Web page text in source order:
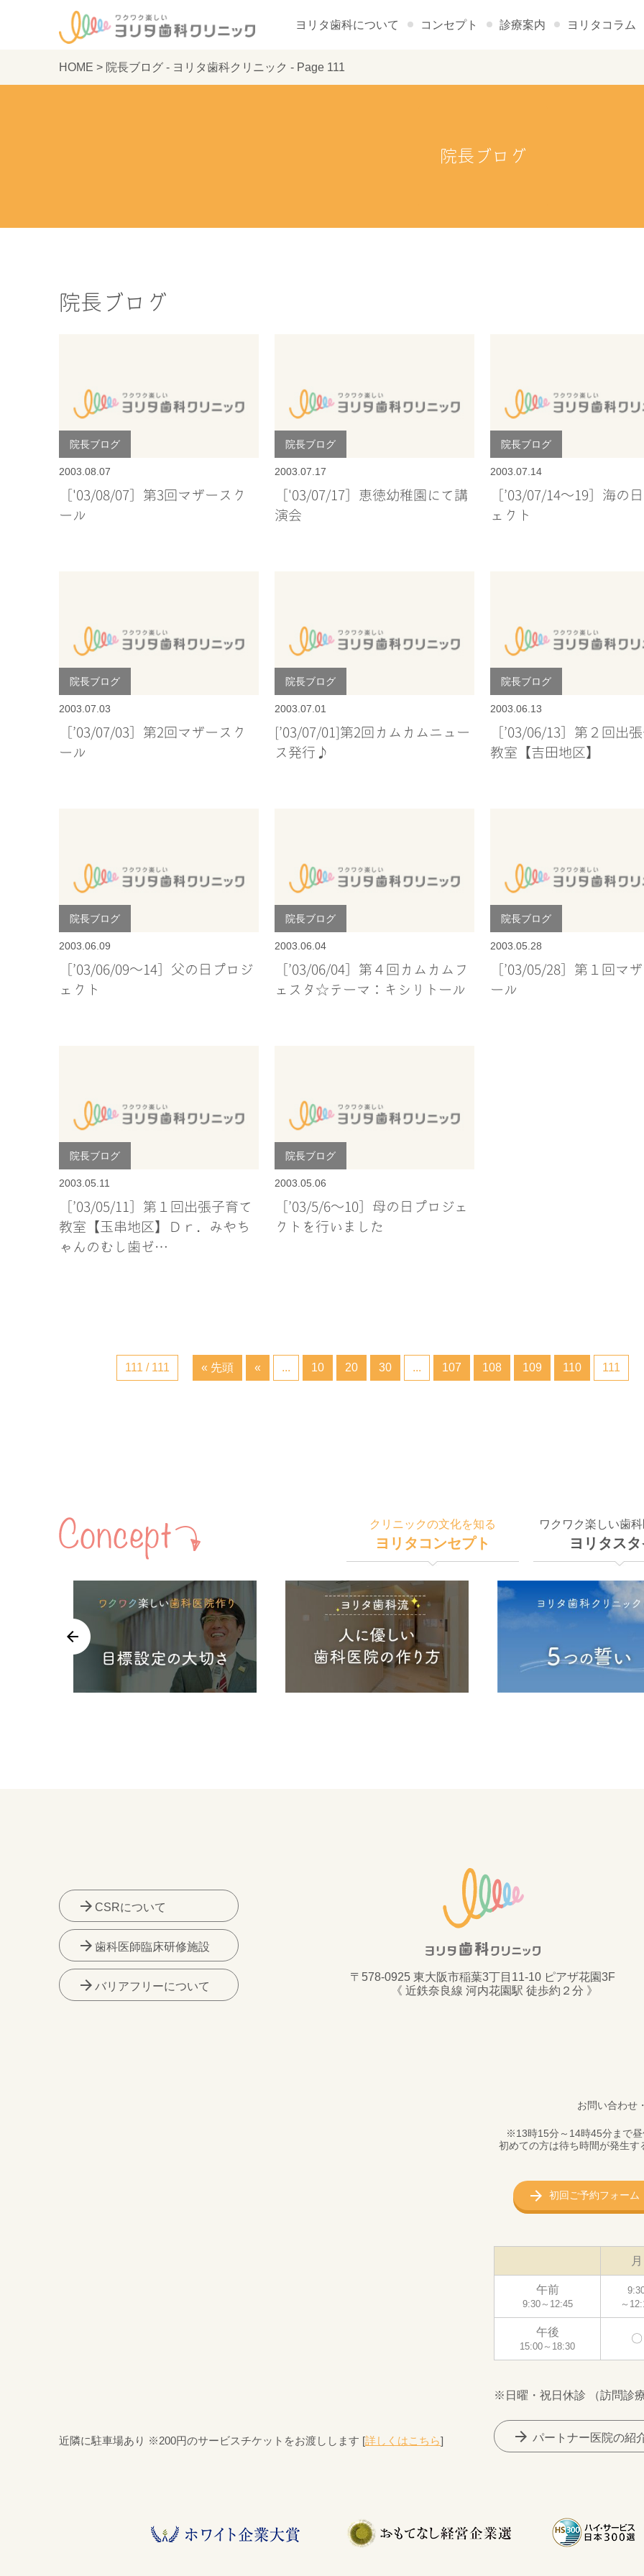
ヨリタ歯科について コンセプト 診療案内 ヨリタコラム
HOME > 院長ブログ - ヨリタ歯科クリニック - Page 111
院長ブログ
院長ブログ
院長ブログ
2003.08.07
［'03/08/07］第3回マザースク
ール
院長ブログ
2003.07.17
［'03/07/17］恵徳幼稚園にて講
演会
院長ブログ
2003.07.14
［’03/07/14～19］海の
ェクト
院長ブログ
2003.07.03
［’03/07/03］第2回マザースク
ール
院長ブログ
2003.07.01
[’03/07/01]第2回カムカムニュー
ス発行♪
院長ブログ
2003.06.13
［’03/06/13］第２回出
教室【吉田地区】
院長ブログ
2003.06.09
［’03/06/09～14］父の日プロジ
ェクト
院長ブログ
2003.06.04
［’03/06/04］第４回カムカムフ
ェスタ☆テーマ：キシリトール
院長ブログ
2003.05.28
［’03/05/28］第１回マ
ール
院長ブログ
2003.05.11
［’03/05/11］第１回出張子育て
教室【玉串地区】Ｄｒ．みやち
ゃんのむし歯ゼ…
院長ブログ
2003.05.06
［’03/5/6～10］母の日プロジェ
クトを行いました
111 / 111 « 先頭 « ... 10 20 30 ... 107 108 109 110 111
クリニックの文化を知る
ヨリタコンセプト
ワクワク楽しい歯
ヨリタス
arrow_forward CSRについて
arrow_forward 歯科医師臨床研修施設
arrow_forward バリアフリーについて
〒578-0925 東大阪市稲葉3丁目11-10 ピアザ花園3F
《 近鉄奈良線 河内花園駅 徒歩約２分 》
近隣に駐車場あり ※200円のサービスチケットをお渡しします [詳しくはこちら]
お問い合わせ
※13時15分～14時45分まで
初めての方は待ち時間が発生
初回ご予約フォーム
月
午前
9:30～12:45
～
午後
15:00～18:30
〇
※日曜・祝日休診 （訪問診
arrow_forward パートナー医院の紹